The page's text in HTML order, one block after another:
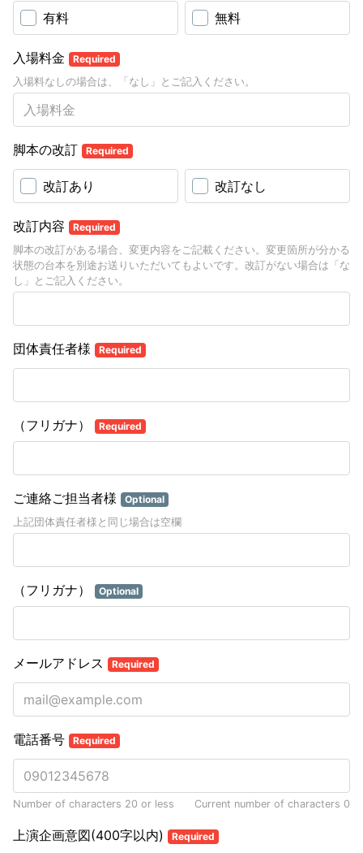
有料 無料
入場料金 Required
入場料なしの場合は、「なし」とご記入ください。
脚本の改訂 Required
改訂あり 改訂なし
改訂内容 Required
脚本の改訂がある場合、変更内容をご記載ください。変更箇所が分かる
状態の台本を別途お送りいただいてもよいです。改訂がない場合は「な
し」とご記入ください。
団体責任者様 Required
（フリガナ） Required
ご連絡ご担当者様 Optional
上記団体責任者様と同じ場合は空欄
（フリガナ） Optional
メールアドレス Required
電話番号 Required
Number of characters 20 or less Current number of characters 0
上演企画意図(400字以内) Required